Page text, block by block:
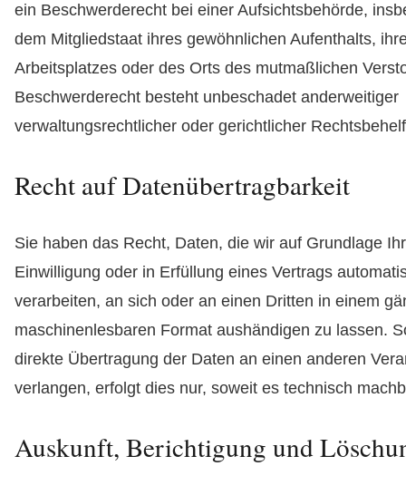
ein Beschwerderecht bei einer Aufsichtsbehörde,
dem Mitgliedstaat ihres gewöhnlichen Aufenthalts,
Arbeitsplatzes oder des Orts des mutmaßlichen
Beschwerderecht besteht unbeschadet anderweitiger
verwaltungsrechtlicher oder gerichtlicher
Recht auf Daten­übertrag­barkeit
Sie haben das Recht, Daten, die wir auf Grundlage
Einwilligung oder in Erfüllung eines Vertrags
verarbeiten, an sich oder an einen Dritten in einem
maschinenlesbaren Format aushändigen zu lassen.
direkte Übertragung der Daten an einen anderen
verlangen, erfolgt dies nur, soweit es technisch
Auskunft, Berichtigung und